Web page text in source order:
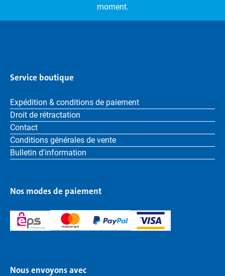
moment.
Service boutique
Expédition & conditions de paiement
Droit de rétractation
Contact
Conditions générales de vente
Bulletin d'information
Nos modes de paiement
Nous envoyons avec